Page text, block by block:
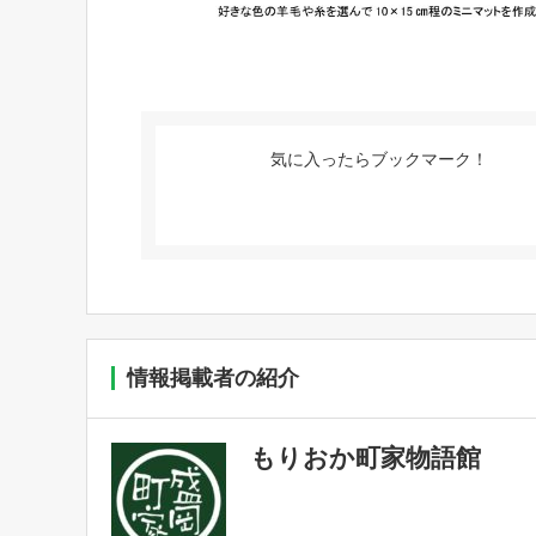
気に入ったらブックマーク！
情報掲載者の紹介
もりおか町家物語館